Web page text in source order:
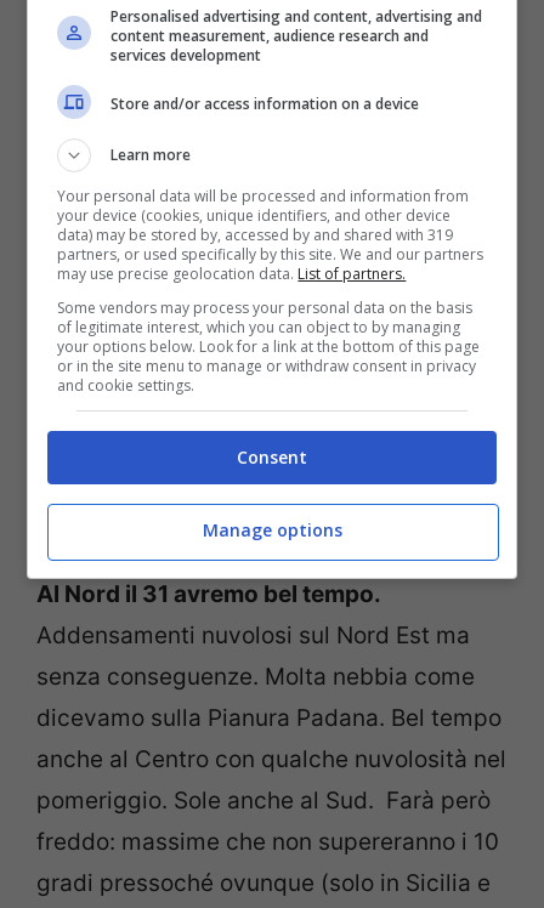
senza piogge, largamente soleggiato su
pressoché tutta la Penisola.
San Silvestro farà freddo, ma coperti a
dovere si potrà festeggiare il nuovo anno
senza preoccuparsi di temporali
improvvisi.
Gli esperti del meteo prevedono che sia il
bel tempo a farla da padrone. Unico
problema la nebbia che sarà molto fitta
sulla Pianura Padana e presente anche
sulla Toscana e l’Umbria. Attenzione quindi
agli spostamenti in macchina!
Al Nord il 31 avremo bel tempo.
Addensamenti nuvolosi sul Nord Est ma
senza conseguenze. Molta nebbia come
dicevamo sulla Pianura Padana. Bel tempo
anche al Centro con qualche nuvolosità nel
pomeriggio. Sole anche al Sud. Farà però
freddo: massime che non supereranno i 10
gradi pressoché ovunque (solo in Sicilia e
Personalised advertising and content, advertising and
content measurement, audience research and
services development
Store and/or access information on a device
Learn more
Your personal data will be processed and information from
your device (cookies, unique identifiers, and other device
data) may be stored by, accessed by and shared with 319
partners, or used specifically by this site. We and our partners
may use precise geolocation data. List of partners.
Some vendors may process your personal data on the basis
of legitimate interest, which you can object to by managing
your options below. Look for a link at the bottom of this page
or in the site menu to manage or withdraw consent in privacy
and cookie settings.
Consent
Manage options